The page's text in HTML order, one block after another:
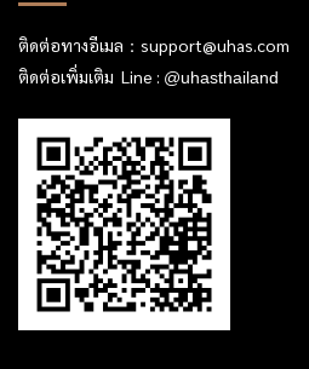
ติดต่อทางอีเมล： support@uhas.com
ติดต่อเพิ่มเติม Line : @uhasthailand